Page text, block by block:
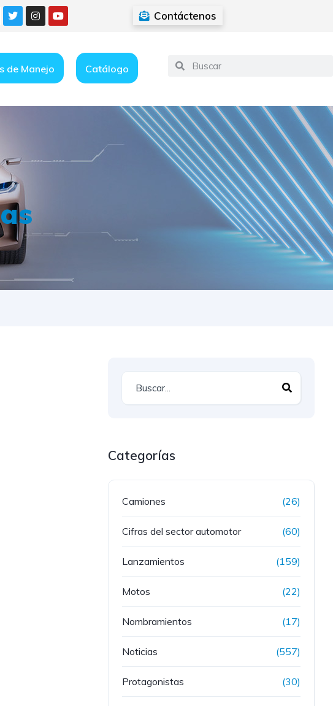
Contáctenos
de Manejo Catálogo
Categorías
Camiones (26)
Cifras del sector automotor (60)
Lanzamientos (159)
Motos (22)
Nombramientos (17)
Noticias (557)
Protagonistas (30)